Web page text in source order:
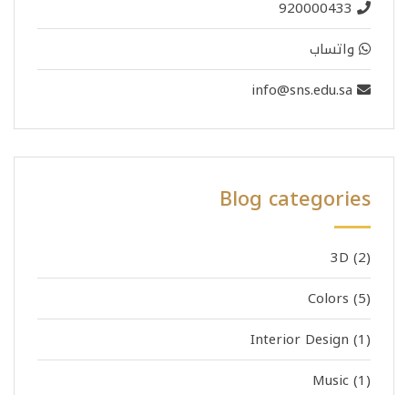
920000433
واتساب
info@sns.edu.sa
Blog categories
3D (2)
Colors (5)
Interior Design (1)
Music(1)